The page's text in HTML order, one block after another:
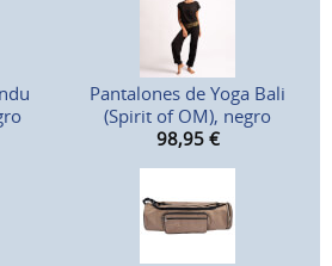
Pantalones de Yoga Bali
(Spirit of OM), negro
98,95 €